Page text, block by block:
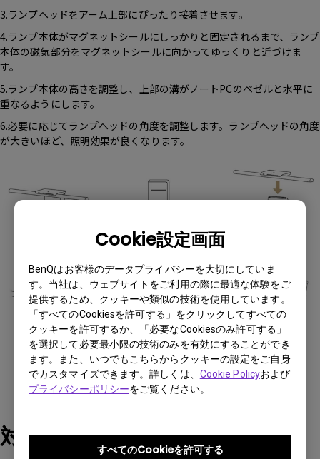
Cookie設定画面
BenQはお客様のデータプライバシーを大切にしていま
す。当社は、ウェブサイトをご利用の際に最適な体験をご
提供するため、クッキーや類似の技術を使用しています。
「すべてのCookiesを許可する」をクリックしてすべての
クッキーを許可するか、「必要なCookiesのみ許可する」
を選択して必要最小限の技術のみを有効にすることができ
ます。また、いつでもこちらからクッキーの設定をご自身
でカスタマイズできます。詳しくは、 Cookie Policyおよび
プライバシーポリシーをご覧ください。
すべてのCookieを許可する
3.ランプヘッドをアーム上部にぴったり接着させます。
4.ランプ本体がマグネットシールにしっかりと固定されるまで、ランプ
本体の磁気部分をマグネットシールに向かってゆっくりと近づけま
す。
5.ランプ本体の高さを調整し、上部の溝がノートPCのベゼルと水平に
重なるようにします。
6.必要に応じてランプヘッドの角度を調整します。ランプヘッドの角度
が大きいほど、照明効果が良くなります。
対象製品